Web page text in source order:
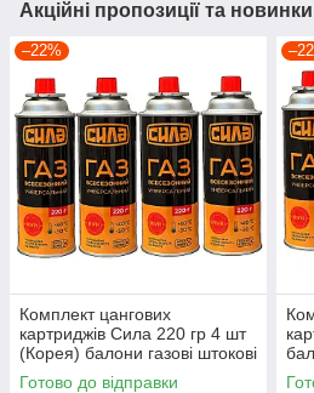
Акційні пропозиції та новинки
–22%
Комплект цангових
картриджів Сила 220 гр 4 шт
(Корея) балони газові штокові
Готово до відправки